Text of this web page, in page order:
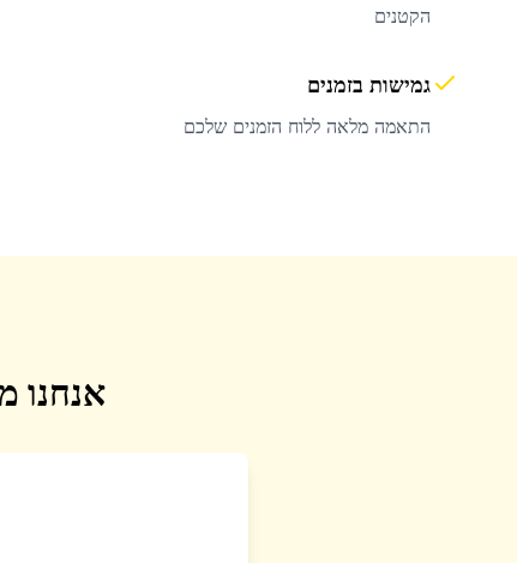
הקטנים
גמישות בזמנים
התאמה מלאה ללוח הזמנים שלכם
אנחנו